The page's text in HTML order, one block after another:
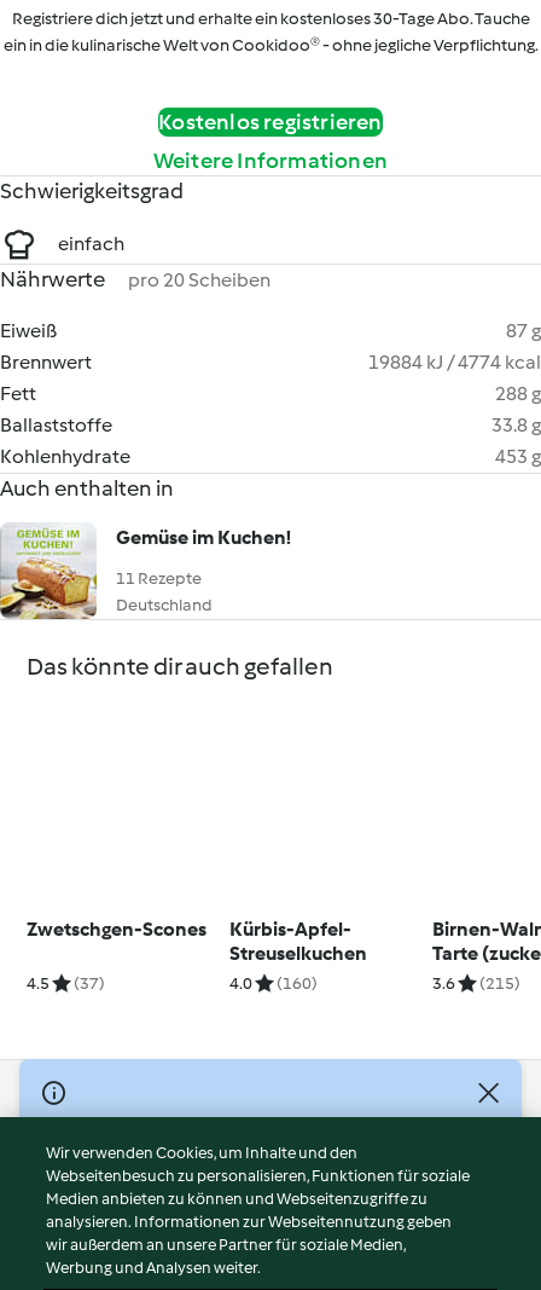
Registriere dich jetzt und erhalte ein kostenloses 30-Tage Abo. Tauche
ein in die kulinarische Welt von Cookidoo® - ohne jegliche Verpflichtung.
Kostenlos registrieren
Weitere Informationen
Schwierigkeitsgrad
einfach
Nährwerte pro 20 Scheiben
Eiweiß
87 g
Brennwert
19884 kJ / 4774 kcal
Fett
288 g
Ballaststoffe
33.8 g
Kohlenhydrate
453 g
Auch enthalten in
Gemüse im Kuchen!
11 Rezepte
Deutschland
Das könnte dir auch gefallen
Zwetschgen-Scones
4.5 (37)
Kürbis-Apfel-
Streuselkuchen
4.0 (160)
Birnen-
Tarte
3.6 (215)
© Copyright 2026
Nutzungsbedingungen
Datenschutzrichtlinien
Disclaimer
Impressum
Cookies
Wir verwenden Cookies, um Inhalte und den
Webseitenbesuch zu personalisieren, Funktionen für soziale
Medien anbieten zu können und Webseitenzugriffe zu
analysieren. Informationen zur Webseitennutzung geben
wir außerdem an unsere Partner für soziale Medien,
Werbung und Analysen weiter.